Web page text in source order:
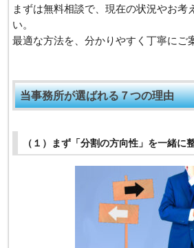
まずは無料相談で、現在の状況やお考
い。
最適な方法を、分かりやすく丁寧にご
当事務所が選ばれる７つの理由
（１）まず「分割の方向性」を一緒に整